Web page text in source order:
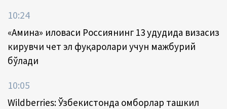
10:24
«Амина» иловаси Россиянинг 13 ҳудудида визасиз
кирувчи чет эл фуқаролари учун мажбурий
бўлади
10:05
Wildberries: Ўзбекистонда омборлар ташкил